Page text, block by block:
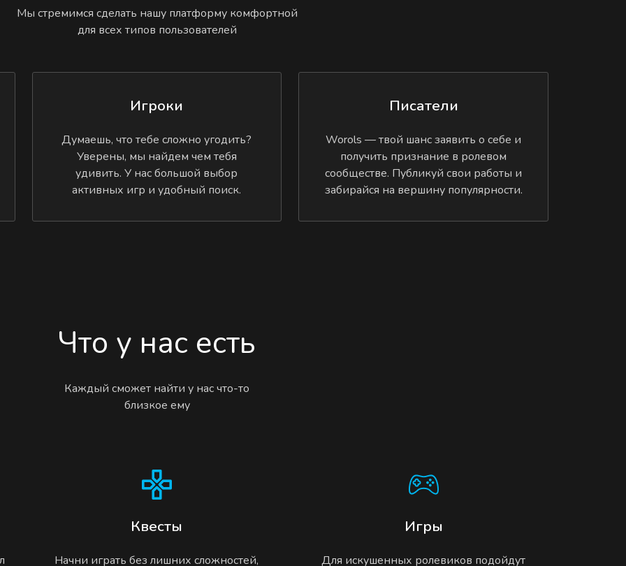
Мы стремимся сделать нашу платформу комфортной
для всех типов пользователей
Игроки
Думаешь, что тебе сложно угодить?
Уверены, мы найдем чем тебя
удивить. У нас большой выбор
активных игр и удобный поиск.
Писатели
Worols — твой шанс заявить о себе и
получить признание в ролевом
сообществе. Публикуй свои работы и
забирайся на вершину популярности.
Что у нас есть
Каждый сможет найти у нас что-то
близкое ему
Квесты
Начни играть без лишних сложностей,
Игры
Для искушенных ролевиков подойдут